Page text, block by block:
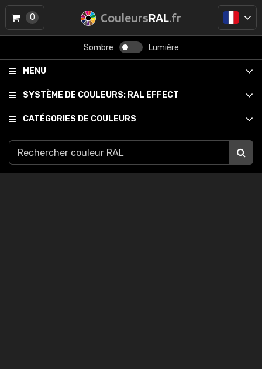
CouleursRAL.fr
Sombre Lumière
MENU
SYSTÈME DE COULEURS: RAL EFFECT
CATÉGORIES DE COULEURS
0